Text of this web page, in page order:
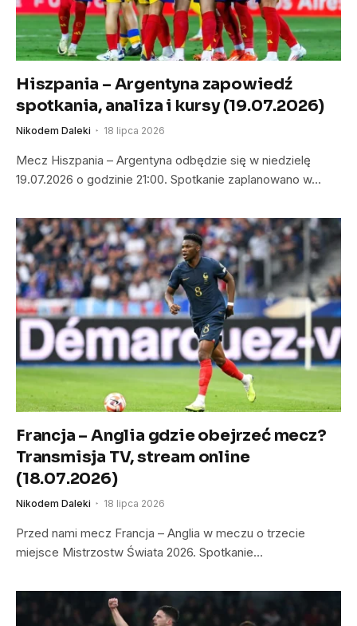
Hiszpania – Argentyna zapowiedź
spotkania, analiza i kursy (19.07.2026)
Nikodem Daleki 18 lipca 2026
Mecz Hiszpania – Argentyna odbędzie się w niedzielę
19.07.2026 o godzinie 21:00. Spotkanie zaplanowano w…
Francja – Anglia gdzie obejrzeć mecz?
Transmisja TV, stream online
(18.07.2026)
Nikodem Daleki 18 lipca 2026
Przed nami mecz Francja – Anglia w meczu o trzecie
miejsce Mistrzostw Świata 2026. Spotkanie…